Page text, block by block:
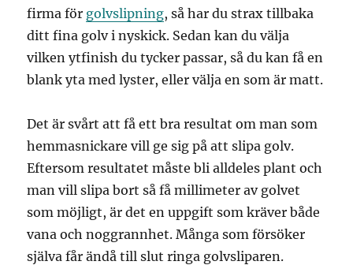
firma för golvslipning, så har du strax tillbaka
ditt fina golv i nyskick. Sedan kan du välja
vilken ytfinish du tycker passar, så du kan få en
blank yta med lyster, eller välja en som är matt.
Det är svårt att få ett bra resultat om man som
hemmasnickare vill ge sig på att slipa golv.
Eftersom resultatet måste bli alldeles plant och
man vill slipa bort så få millimeter av golvet
som möjligt, är det en uppgift som kräver både
vana och noggrannhet. Många som försöker
själva får ändå till slut ringa golvsliparen.